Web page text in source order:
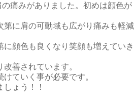
痛みがありました。初めは顔色が
第に肩の可動域も広がり痛みも軽減
顔色も良くなり笑顔も増えていき
善されています。
ていく事が必要です。
ょう！！